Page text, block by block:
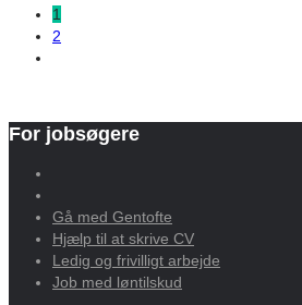
1
2
For jobsøgere
Gå med Gentofte
Hjælp til at skrive CV
Ledig og frivilligt arbejde
Job med løntilskud